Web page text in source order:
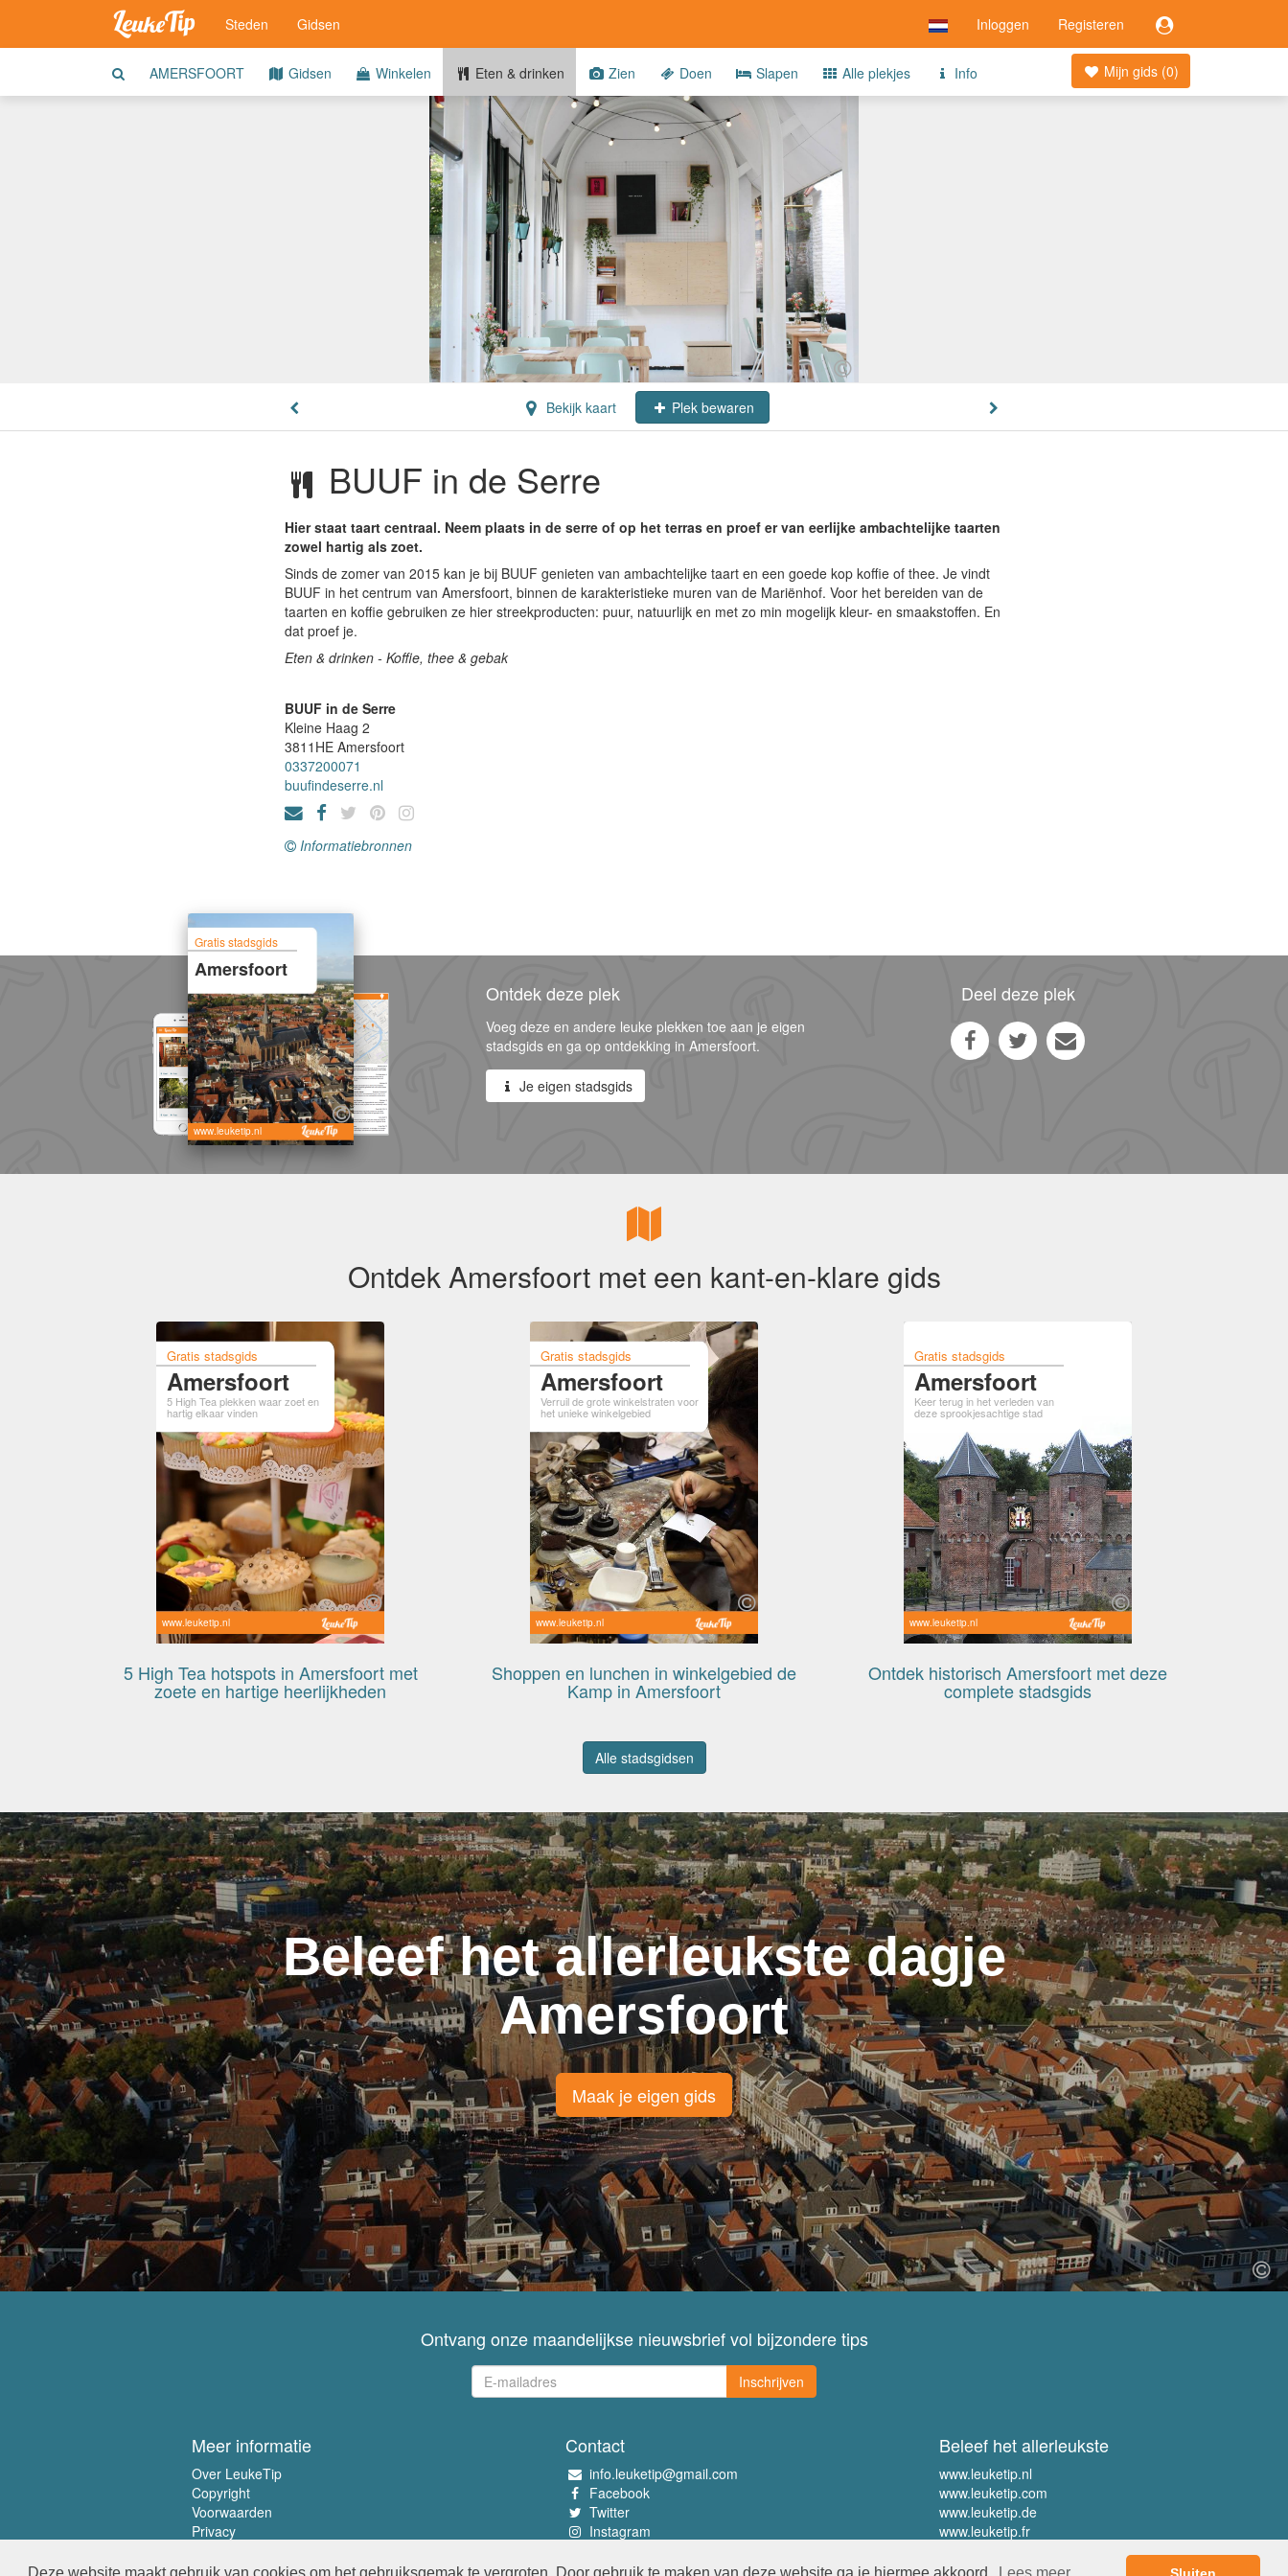
Inloggen Registeren
Steden Gidsen
Mijn gids (0)
AMERSFOORT Gidsen Winkelen Eten & drinken Zien Doen Slapen Alle plekjes Info
Bekijk kaart Plek bewaren
BUUF in de Serre
Hier staat taart centraal. Neem plaats in de serre of op het terras en proef er van eerlijke ambachtelijke taarten
zowel hartig als zoet.
Sinds de zomer van 2015 kan je bij BUUF genieten van ambachtelijke taart en een goede kop koffie of thee. Je vindt
BUUF in het centrum van Amersfoort, binnen de karakteristieke muren van de Mariënhof. Voor het bereiden van de
taarten en koffie gebruiken ze hier streekproducten: puur, natuurlijk en met zo min mogelijk kleur- en smaakstoffen. En
dat proef je.
Eten & drinken - Koffie, thee & gebak
BUUF in de Serre
Kleine Haag 2
3811HE Amersfoort
0337200071
buufindeserre.nl
Informatiebronnen
Gratis stadsgids
Amersfoort
www.leuketip.nl
Ontdek deze plek
Voeg deze en andere leuke plekken toe aan je eigen
stadsgids en ga op ontdekking in Amersfoort.
Je eigen stadsgids
Deel deze plek
Ontdek Amersfoort met een kant-en-klare gids
Gratis stadsgids
Amersfoort
5 High Tea plekken waar zoet en
hartig elkaar vinden
www.leuketip.nl
5 High Tea hotspots in Amersfoort met
zoete en hartige heerlijkheden
Gratis stadsgids
Amersfoort
Verruil de grote winkelstraten voor
het unieke winkelgebied
www.leuketip.nl
Shoppen en lunchen in winkelgebied de
Kamp in Amersfoort
Gratis stadsgids
Amersfoort
Keer terug in het verleden van
deze sprookjesachtige stad
www.leuketip.nl
Ontdek historisch Amersfoort met deze
complete stadsgids
Alle stadsgidsen
Beleef het allerleukste dagje
Amersfoort
Maak je eigen gids
Ontvang onze maandelijkse nieuwsbrief vol bijzondere tips
Inschrijven
Meer informatie
Over LeukeTip
Copyright
Voorwaarden
Privacy
Contact
info.leuketip@gmail.com
Facebook
Twitter
Instagram
Beleef het allerleukste
www.leuketip.nl
www.leuketip.com
www.leuketip.de
www.leuketip.fr